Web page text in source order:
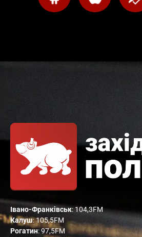
Івано-Франківськ: 104,3FM
Калуш: 105,5FM
Рогатин: 97,5FM